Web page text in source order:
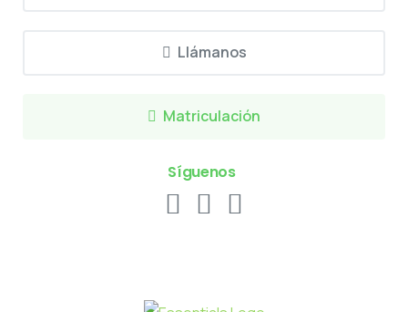
Llámanos
Matriculación
Síguenos